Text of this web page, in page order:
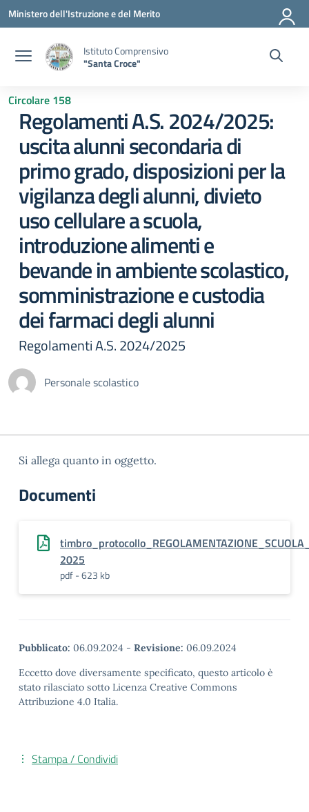
Vai ai contenuti
Vai al menu di navigazione
Vai al footer
Ministero dell'Istruzione e del Merito
Istituto Comprensivo
"Santa Croce"
Circolare 158
Regolamenti A.S. 2024/2025:
uscita alunni secondaria di
primo grado, disposizioni per la
vigilanza degli alunni, divieto
uso cellulare a scuola,
introduzione alimenti e
bevande in ambiente scolastico,
somministrazione e custodia
dei farmaci degli alunni
Regolamenti A.S. 2024/2025
Personale scolastico
Si allega quanto in oggetto.
Documenti
2025
pdf - 623 kb
Pubblicato: 06.09.2024 - Revisione: 06.09.2024
Eccetto dove diversamente specificato, questo articolo è
stato rilasciato sotto Licenza Creative Commons
Attribuzione 4.0 Italia.
Stampa / Condividi